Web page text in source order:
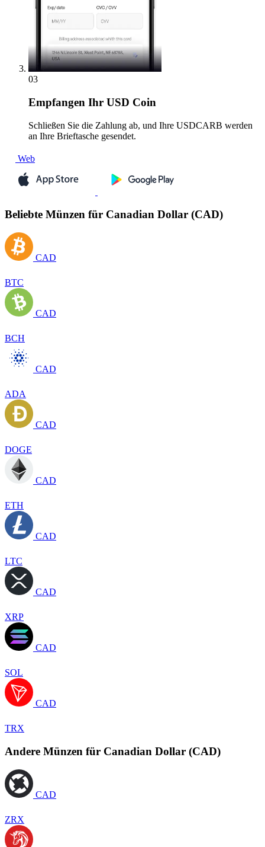
03
Empfangen Ihr USD Coin
Schließen Sie die Zahlung ab, und Ihre USDCARB werden
an Ihre Brieftasche gesendet.
Web
Beliebte Münzen für Canadian Dollar (CAD)
CAD
BTC
CAD
BCH
CAD
ADA
CAD
DOGE
CAD
ETH
CAD
LTC
CAD
XRP
CAD
SOL
CAD
TRX
Andere Münzen für Canadian Dollar (CAD)
CAD
ZRX